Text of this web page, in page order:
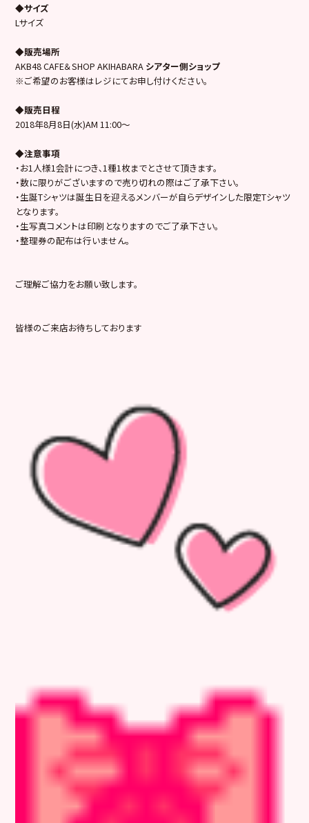
◆サイズ
Lサイズ
◆販売場所
AKB48 CAFE＆SHOP AKIHABARA シアター側ショップ
※ご希望のお客様はレジにてお申し付けください。
◆販売日程
2018年8月8日(水)AM 11:00～
◆注意事項
・お1人様1会計につき､1種1枚までとさせて頂きます。
・数に限りがございますので売り切れの際はご了承下さい。
・生誕Tシャツは誕生日を迎えるメンバーが自らデザインした限定Tシャツ
となります。
・生写真コメントは印刷となりますのでご了承下さい。
・整理券の配布は行いません。
ご理解ご協力をお願い致します。
皆様のご来店お待ちしております